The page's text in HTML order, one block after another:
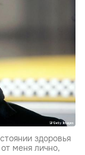
здоровья
меня лично,